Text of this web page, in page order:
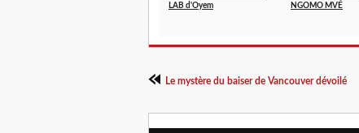
LAB d'Oyem
NGOMO MVÉ
Le mystère du baiser de Vancouver dévoilé